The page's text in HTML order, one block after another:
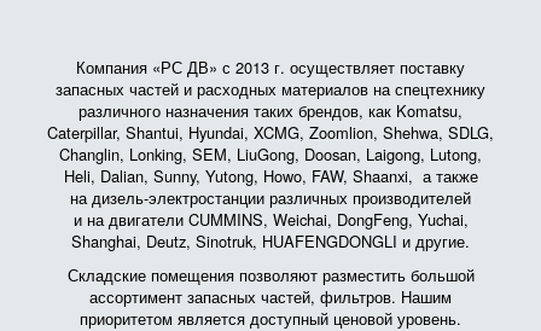
Компания «РС ДВ» с 2013 г. осуществляет поставку
запасных частей и расходных материалов на спецтехнику
различного назначения таких брендов, как Komatsu,
Caterpillar, Shantui, Hyundai, XCMG, Zoomlion, Shehwa, SDLG,
Changlin, Lonking, SEM, LiuGong, Doosan, Laigong, Lutong,
Heli, Dalian, Sunny, Yutong, Howo, FAW, Shaanxi, а также
на дизель-электростанции различных производителей
и на двигатели CUMMINS, Weichai, DongFeng, Yuchai,
Shanghai, Deutz, Sinotruk, HUAFENGDONGLI и другие.
Складские помещения позволяют разместить большой
ассортимент запасных частей, фильтров. Нашим
приоритетом является доступный ценовой уровень.